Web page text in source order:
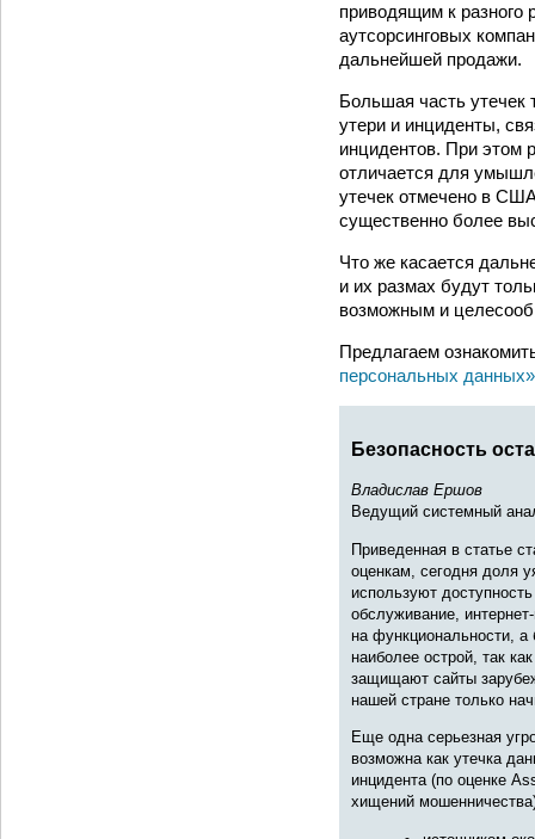
приводящим к разного
аутсорсинговых
дальнейшей продажи.
Большая часть утечек
утери и инциденты,
инцидентов. При этом
отличается для
утечек отмечено в
существенно более
Что же касается
и их размах будут
возможным и
Предлагаем
персональных данных»
Безопасность
Владислав Ершов
Ведущий системный
Приведенная в статье
оценкам, сегодня доля
используют
обслуживание,
на функциональности, а
наиболее острой, так
защищают сайты
нашей стране только
Еще одна серьезная
возможна как утечка
инцидента (по оценке
хищений